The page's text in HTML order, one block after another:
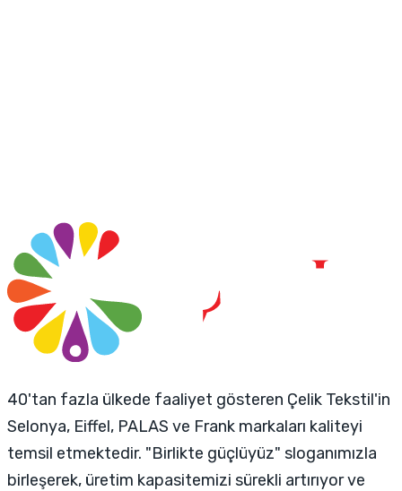
40'tan fazla ülkede faaliyet gösteren Çelik Tekstil'in
Selonya, Eiffel, PALAS ve Frank markaları kaliteyi
temsil etmektedir. "Birlikte güçlüyüz" sloganımızla
birleşerek, üretim kapasitemizi sürekli artırıyor ve